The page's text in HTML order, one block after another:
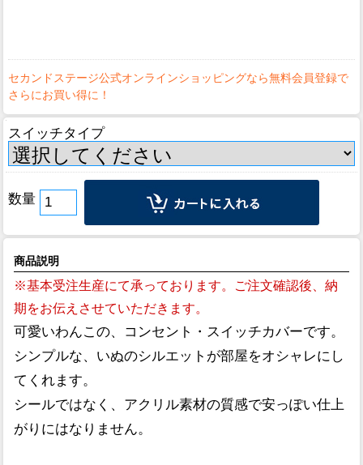
スイッチタイプ
数量
商品説明
※基本受注生産にて承っております。ご注文確認後、納
期をお伝えさせていただきます。
可愛いわんこの、コンセント・スイッチカバーです。
シンプルな、いぬのシルエットが部屋をオシャレにし
てくれます。
シールではなく、アクリル素材の質感で安っぽい仕上
がりにはなりません。